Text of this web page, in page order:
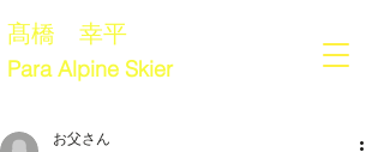
髙橋 幸平
Para Alpine Skier
お父さん